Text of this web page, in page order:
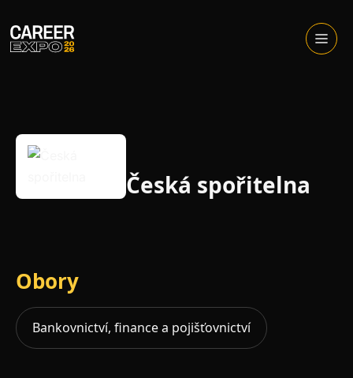
to
content
Otevřít
menu
Česká spořitelna
Obory
Bankovnictví, finance a pojišťovnictví